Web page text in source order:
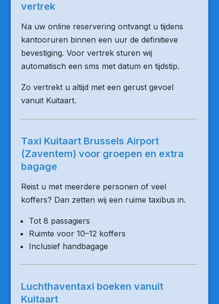
vertrek
Na uw online reservering ontvangt u tijdens
kantooruren binnen een uur de definitieve
bevestiging. Voor vertrek sturen wij
automatisch een sms met datum en tijdstip.
Zo vertrekt u altijd met een gerust gevoel
vanuit Kuitaart.
Taxi Kuitaart Brussels Airport
(Zaventem) voor groepen en extra
bagage
Reist u met meerdere personen of veel
koffers? Dan zetten wij een ruime taxibus in.
Tot 8 passagiers
Ruimte voor 10–12 koffers
Inclusief handbagage
Luchthaventaxi boeken vanuit
Kuitaart